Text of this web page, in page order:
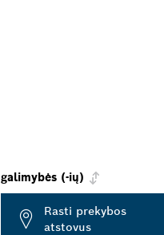
galimybės (-ių)
Rasti prekybos
atstovus